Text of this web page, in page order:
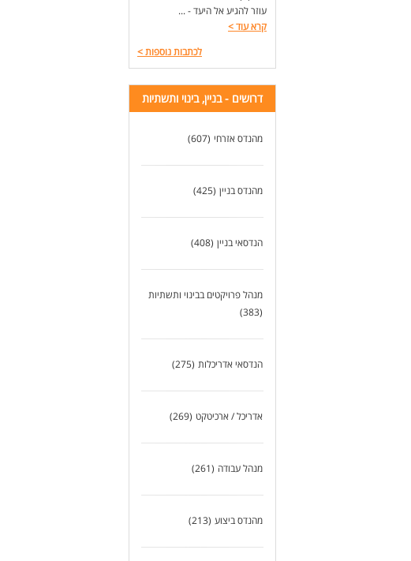
עוזר להגיע אל היעד - ...
קרא עוד>
לכתבות נוספות>
דרושים - בניין, בינוי ותשתיות
מהנדס אזרחי (607)
מהנדס בניין (425)
הנדסאי בניין (408)
מנהל פרויקטים בבינוי ותשתיות
(383)
הנדסאי אדריכלות (275)
אדריכל / ארכיטקט (269)
מנהל עבודה (261)
מהנדס ביצוע (213)